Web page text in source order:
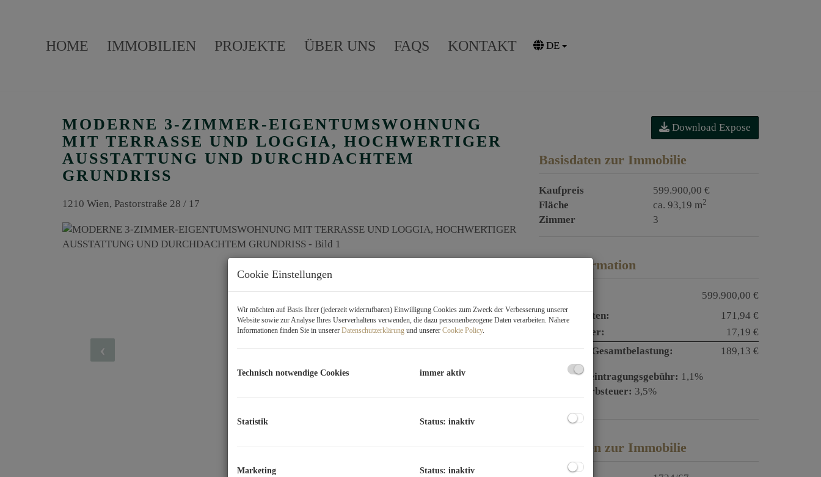
HOME IMMOBILIEN PROJEKTE ÜBER UNS FAQS KONTAKT DE
MODERNE 3-ZIMMER-EIGENTUMSWOHNUNG
MIT TERRASSE UND LOGGIA, HOCHWERTIGER
AUSSTATTUNG UND DURCHDACHTEM
GRUNDRISS
1210 Wien, Pastorstraße 28 / 17
Download Expose
Basisdaten zur Immobilie
Kaufpreis
599.900,00 €
Fläche
ca. 93,19 m2
Zimmer 3
Preisinformation
Kaufpreis:
599.900,00 €
Betriebskosten:
171,94 €
Umsatzsteuer:
17,19 €
monatliche Gesamtbelastung:
189,13 €
Grundbucheintragungsgebühr: 1,1%
Grunderwerbsteuer: 3,5%
Basisdaten zur Immobilie
Cookie Einstellungen
Wir möchten auf Basis Ihrer (jederzeit widerrufbaren) Einwilligung Cookies zum Zweck der Verbesserung unserer
Website sowie zur Analyse Ihres Userverhaltens verwenden, die dazu personenbezogene Daten verarbeiten. Nähere
Informationen finden Sie in unserer Datenschutzerklärung und unserer Cookie Policy.
Technisch notwendige Cookies immer aktiv
Statistik Status: inaktiv
Marketing Status: inaktiv